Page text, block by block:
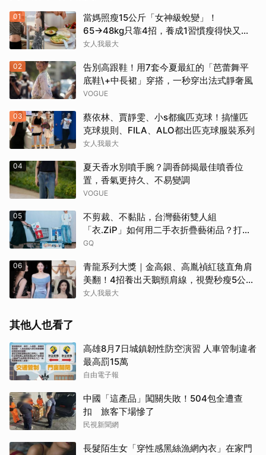
01
當媽照瘦15公斤「女神級蛻變」！
65→48kg只靠4招，養成1習慣瘦得快又不
復胖
女人我最大
02
告別高跟鞋！用7套今夏最紅的「芭蕾舞平
底鞋\+中長裙」穿搭，一秒穿出法式靜奢風
VOGUE
03
蔡依林、賈靜雯、小s都瘋匹克球！搞懂匹
克球規則、FILA、ALO都出匹克球服裝系列
女人我最大
04
夏天香水別噴手腕？調香師揭最佳噴香位
置，香氣更持久、不易變調
VOGUE
05
不剪裁、不黏貼，台灣藝術雙人組
「衣.ZiP」如何用二手衣折疊藝術品？打破
大眾對舊衣回收的想像
GQ
06
青龍系列大獎｜金高銀、高胤禎紅毯直角肩
美翻！4招養出天鵝頸肩線，視覺秒瘦5公
斤！
女人我最大
其他人也看了
高雄8月7日城鎮韌性防空演習 人車管制違者
最高罰15萬
自由電子報
中國「這產品」闖關失敗！504包全遭查
扣 旅客下場慘了
民視新聞網
長髮陌生女「穿性感黑絲漁網內衣」在家門